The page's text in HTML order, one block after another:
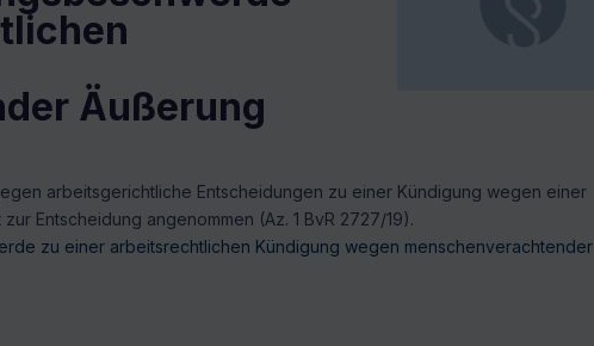
Äußerung
arbeitsgerichtliche Entscheidungen zu einer Kündigung wegen einer
Entscheidung angenommen (Az. 1 BvR 2727/19).
zu einer arbeitsrechtlichen Kündigung wegen menschenverachtender